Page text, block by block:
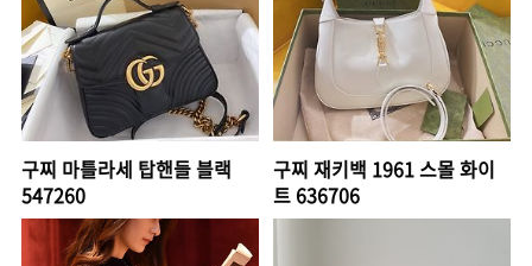
구찌 마틀라세 탑핸들 블랙
‎547260
구찌 재키백 1961 스몰 화이
트 636706